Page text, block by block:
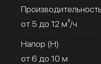
от 5 до 12 м³/ч
Напор (H)
от 6 до 10 м